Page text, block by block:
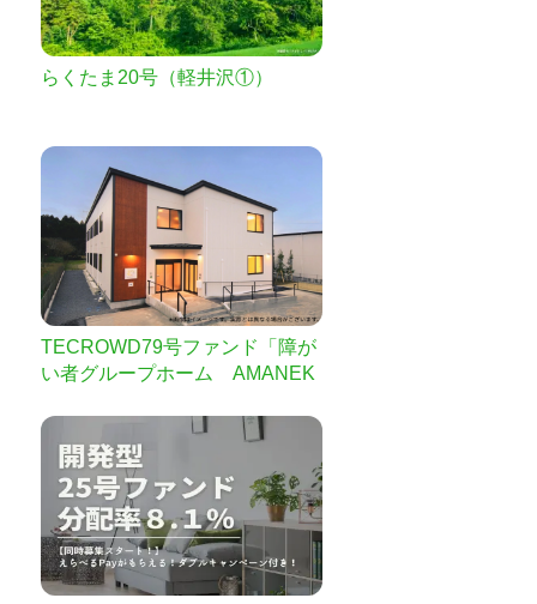
らくたま20号（軽井沢①）
TECROWD79号ファンド「障が
い者グループホーム AMANEK